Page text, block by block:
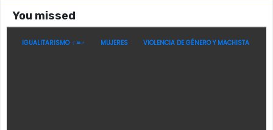
You missed
IGUALITARISMO ♀=♂ MUJERES VIOLENCIA DE GÉNERO Y MACHISTA